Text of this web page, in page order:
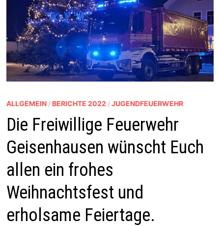
ALLGEMEIN/ BERICHTE 2022 /JUGENDFEUERWEHR
Die Freiwillige Feuerwehr
Geisenhausen wünscht Euch
allen ein frohes
Weihnachtsfest und
erholsame Feiertage.